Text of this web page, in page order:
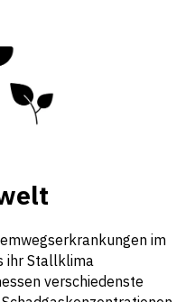
im
ihr Stallklima
verschiedenste